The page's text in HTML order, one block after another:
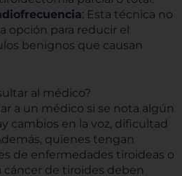
: Esta técnica no
opción para reducir el
benignos que causan
al médico?
a un médico si se nota algún
cambios en la voz, dificultad
quienes tengan
de enfermedades tiroideas o
cáncer de tiroides deben